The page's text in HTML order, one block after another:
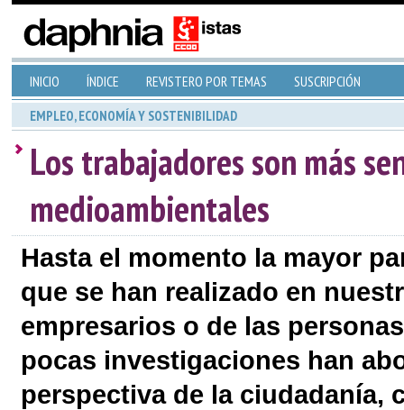
INICIO ÍNDICE REVISTERO POR TEMAS SUSCRIPCIÓN
EMPLEO, ECONOMÍA Y SOSTENIBILIDAD
Los trabajadores son más
medioambientales
Hasta el momento la mayor
que se han realizado en
empresarios o de las
pocas investigaciones han
perspectiva de la